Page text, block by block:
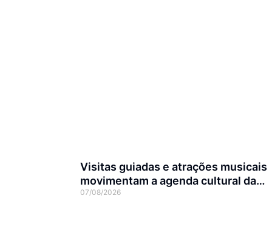
Visitas guiadas e atrações musicais
movimentam a agenda cultural da
semana em Joinville
07/08/2026